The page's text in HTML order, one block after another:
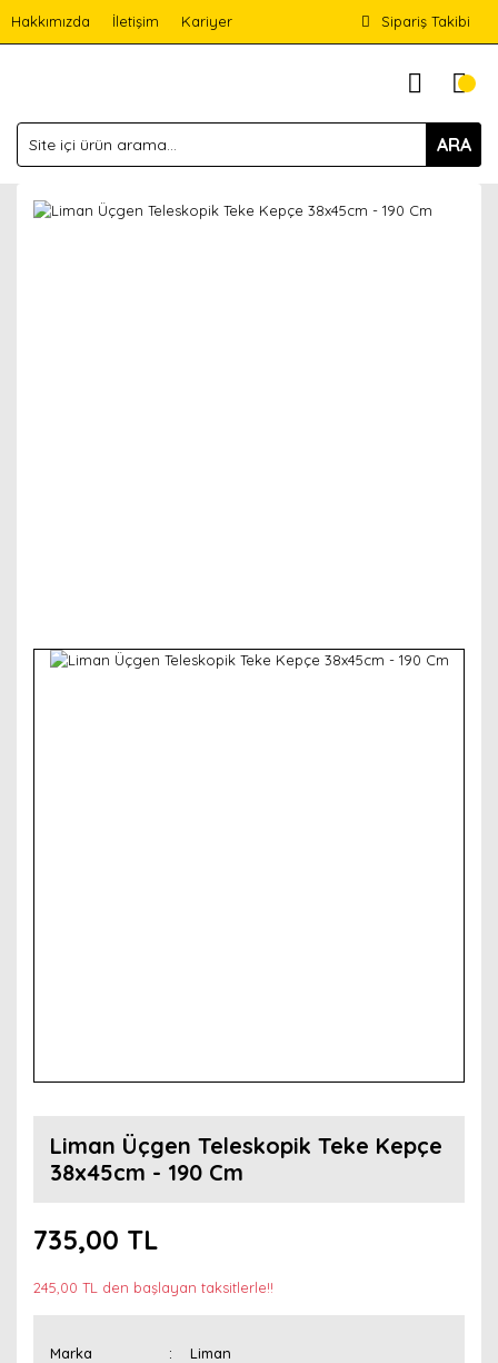
Hakkımızda İletişim Kariyer Sipariş Takibi
ARA
Liman Üçgen Teleskopik Teke Kepçe
38x45cm - 190 Cm
735,00 TL
245,00 TL den başlayan taksitlerle!!
Marka Liman